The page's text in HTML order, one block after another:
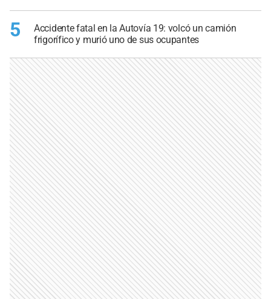
5
Accidente fatal en la Autovía 19: volcó un camión
frigorífico y murió uno de sus ocupantes